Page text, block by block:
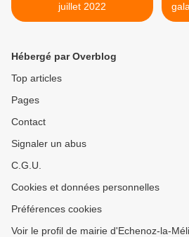
juillet 2022
Hébergé par Overblog
Top articles
Pages
Contact
Signaler un abus
C.G.U.
Cookies et données personnelles
Préférences cookies
Voir le profil de mairie d'Echenoz-la-